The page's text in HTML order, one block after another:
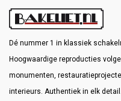
Dé nummer 1 in klassiek
Hoogwaardige reproducties
monumenten,
interieurs. Authentiek in elk detail.